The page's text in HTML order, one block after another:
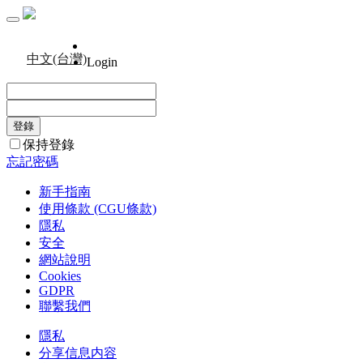
中文(台灣)Login
保持登錄
忘記密碼
新手指南
使用條款 (CGU條款)
隱私
安全
網站說明
Cookies
GDPR
聯繫我們
隱私
分享信息内容